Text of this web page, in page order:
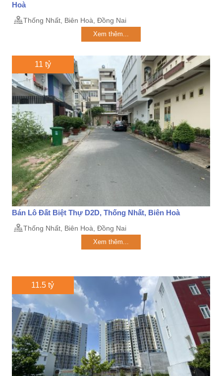
Hoà
Thống Nhất, Biên Hoà, Đồng Nai
Xem thêm...
11 tỷ
Bán Lô Đất Biệt Thự D2D, Thống Nhất, Biên Hoà
Thống Nhất, Biên Hoà, Đồng Nai
Xem thêm...
11.5 tỷ